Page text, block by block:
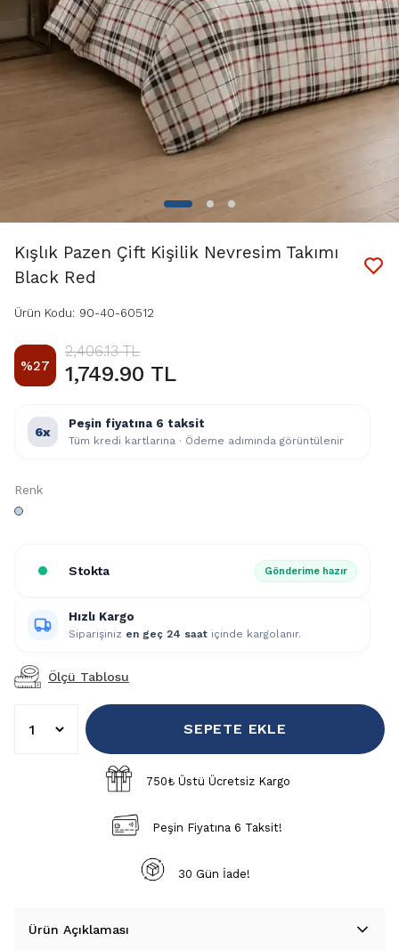
Kışlık Pazen Çift Kişilik Nevresim Takımı
Black Red
Ürün Kodu: 90-40-60512
%27
2,406.13 TL
1,749.90 TL
6x
Peşin fiyatına 6 taksit
Tüm kredi kartlarına · Ödeme adımında görüntülenir
Renk
Stokta Gönderime hazır
Hızlı Kargo
Siparişiniz en geç 24 saat içinde kargolanır.
Ölçü Tablosu
SEPETE EKLE
750₺ Üstü Ücretsiz Kargo
Peşin Fiyatına 6 Taksit!
30 Gün İade!
Ürün Açıklaması